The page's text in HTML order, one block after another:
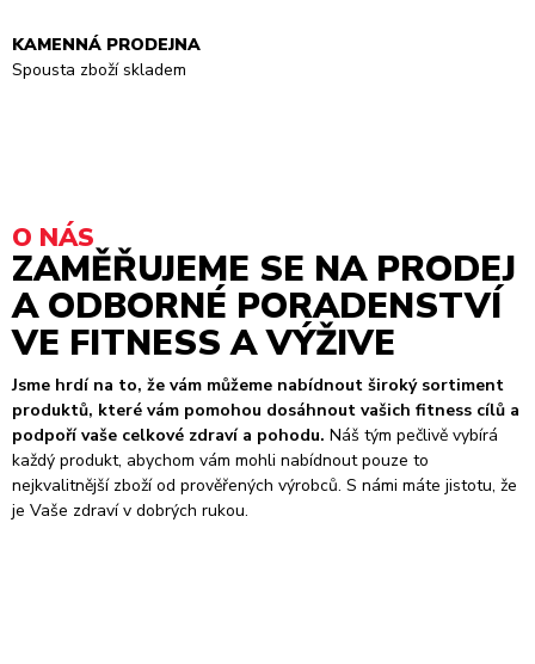
KAMENNÁ PRODEJNA
Spousta zboží skladem
O NÁS
ZAMĚŘUJEME SE NA PRODEJ
A ODBORNÉ PORADENSTVÍ
VE FITNESS A VÝŽIVE
Jsme hrdí na to, že vám můžeme nabídnout široký sortiment
produktů, které vám pomohou dosáhnout vašich fitness cílů a
podpoří vaše celkové zdraví a pohodu. Náš tým pečlivě vybírá
každý produkt, abychom vám mohli nabídnout pouze to
nejkvalitnější zboží od prověřených výrobců. S námi máte jistotu, že
je Vaše zdraví v dobrých rukou.